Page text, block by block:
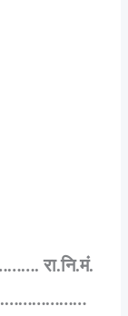
रा.नि.मं.